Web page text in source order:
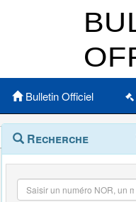
Bulletin Officiel
Navigation
et
outils
annexes
Menu
contextuel
Recherche